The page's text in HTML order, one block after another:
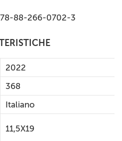
88-266-0702-3
2022
368
Italiano
11,5X19